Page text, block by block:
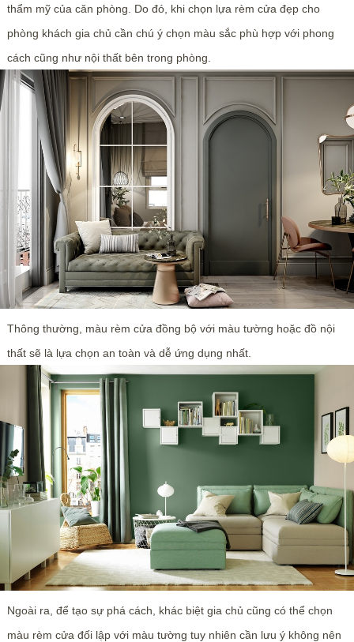
thẩm mỹ của căn phòng. Do đó, khi chọn lựa rèm cửa đẹp cho
phòng khách gia chủ cần chú ý chọn màu sắc phù hợp với phong
cách cũng như nội thất bên trong phòng.
Thông thường, màu rèm cửa đồng bộ với màu tường hoặc đồ nội
thất sẽ là lựa chọn an toàn và dễ ứng dụng nhất.
Ngoài ra, để tạo sự phá cách, khác biệt gia chủ cũng có thể chọn
màu rèm cửa đối lập với màu tường tuy nhiên cần lưu ý không nên